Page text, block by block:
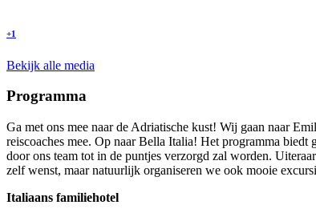
+1
Bekijk alle media
Programma
Ga met ons mee naar de Adriatische kust! Wij gaan naar
reiscoaches mee. Op naar Bella Italia! Het programma
door ons team tot in de puntjes verzorgd zal worden.
zelf wenst, maar natuurlijk organiseren we ook mooie
Italiaans familiehotel